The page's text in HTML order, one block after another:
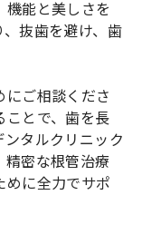
能と美しさを
抜歯を避け、歯
ご相談くださ
ことで、歯を長
タルクリニック
密な根管治療
めに全力でサポ